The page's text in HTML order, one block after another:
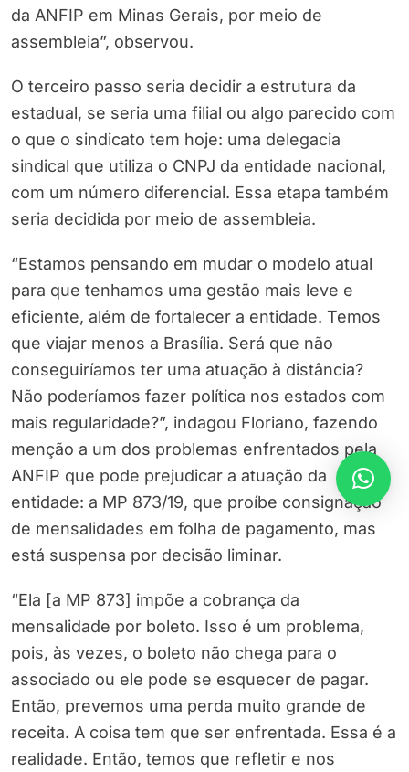
da ANFIP em Minas Gerais, por meio de
assembleia”, observou.
O terceiro passo seria decidir a estrutura da
estadual, se seria uma filial ou algo parecido com
o que o sindicato tem hoje: uma delegacia
sindical que utiliza o CNPJ da entidade nacional,
com um número diferencial. Essa etapa também
seria decidida por meio de assembleia.
“Estamos pensando em mudar o modelo atual
para que tenhamos uma gestão mais leve e
eficiente, além de fortalecer a entidade. Temos
que viajar menos a Brasília. Será que não
conseguiríamos ter uma atuação à distância?
Não poderíamos fazer política nos estados com
mais regularidade?”, indagou Floriano, fazendo
menção a um dos problemas enfrentados pela
ANFIP que pode prejudicar a atuação da
entidade: a MP 873/19, que proíbe consignação
de mensalidades em folha de pagamento, mas
está suspensa por decisão liminar.
“Ela [a MP 873] impõe a cobrança da
mensalidade por boleto. Isso é um problema,
pois, às vezes, o boleto não chega para o
associado ou ele pode se esquecer de pagar.
Então, prevemos uma perda muito grande de
receita. A coisa tem que ser enfrentada. Essa é a
realidade. Então, temos que refletir e nos